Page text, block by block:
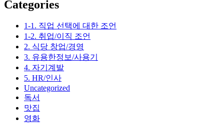
리
Categories
1-1. 직업 선택에 대한 조언
1-2. 취업/이직 조언
2. 식당 창업/경영
3. 유용한정보/사용기
4. 자기계발
5. HR/인사
Uncategorized
독서
맛집
영화